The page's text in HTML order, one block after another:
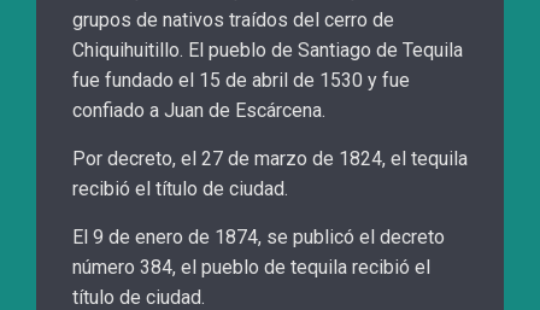
grupos de nativos traídos del cerro de
Chiquihuitillo. El pueblo de Santiago de Tequila
fue fundado el 15 de abril de 1530 y fue
confiado a Juan de Escárcena.
Por decreto, el 27 de marzo de 1824, el tequila
recibió el título de ciudad.
El 9 de enero de 1874, se publicó el decreto
número 384, el pueblo de tequila recibió el
título de ciudad.